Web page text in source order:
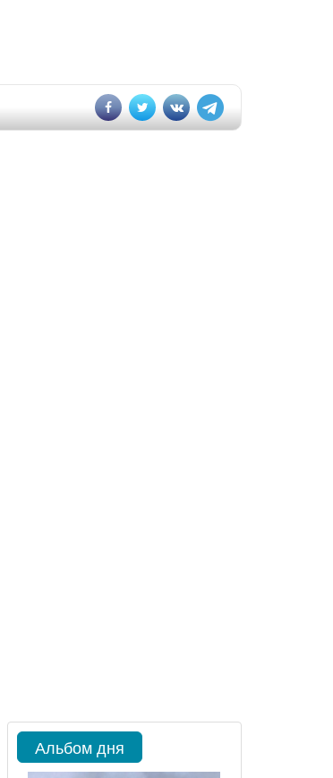
Альбом дня